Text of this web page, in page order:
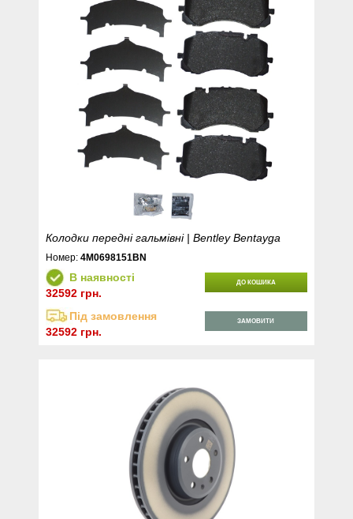
Колодки передні гальмівні | Bentley Bentayga
Номер:4M0698151BN
В наявності
32592 грн.
ДО КОШИКА
Під замовлення
32592 грн.
ЗАМОВИТИ